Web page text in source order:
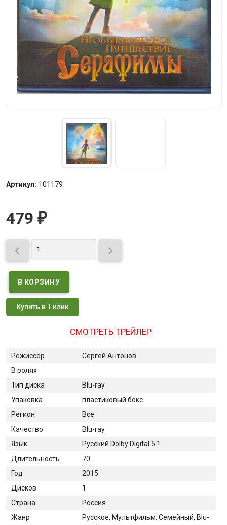
Артикул: 101179
479 ₽
 
Купить в 1 клик
СМОТРЕТЬ ТРЕЙЛЕР
Режиссер
Сергей Антонов
В ролях
Тип диска
Blu-ray
Упаковка
пластиковый бокс
Регион
Все
Качество
Blu-ray
Язык
Русский Dolby Digital 5.1
Длительность
70
Год
2015
Дисков
1
Страна
Россия
Жанр
Русское, Мультфильм, Семейный, Blu-